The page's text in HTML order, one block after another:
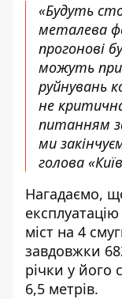
«Будуть
металева
прогонові
можуть
руйнувань
не
питанням
ми
голова
Нагадаємо,
міст на 4
завдовжки
річки у його
6,5 метрів.